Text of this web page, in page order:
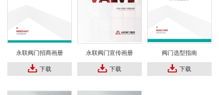
永联阀门招商画册
下载
永联阀门宣传画册
下载
阀门选型指南
下载